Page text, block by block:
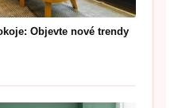
Objevte nové trendy